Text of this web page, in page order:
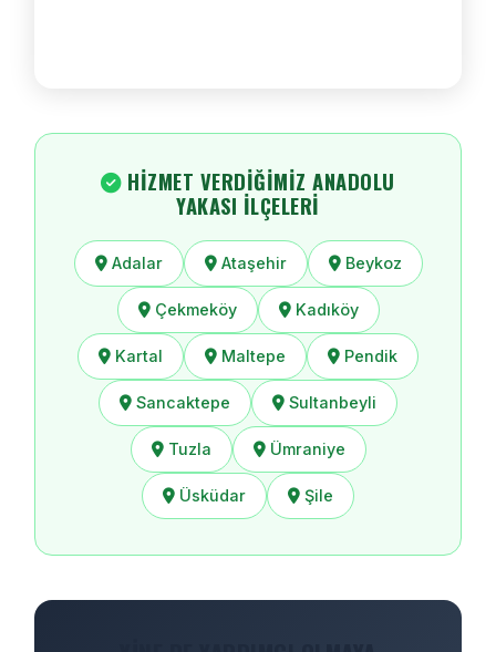
HIZMET VERDIĞIMIZ ANADOLU
YAKASI İLÇELERI
Adalar Ataşehir Beykoz
Çekmeköy Kadıköy
Kartal Maltepe Pendik
Sancaktepe Sultanbeyli
Tuzla Ümraniye
Üsküdar Şile